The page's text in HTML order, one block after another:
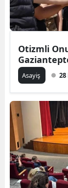
Otizmli
Asayiş 28